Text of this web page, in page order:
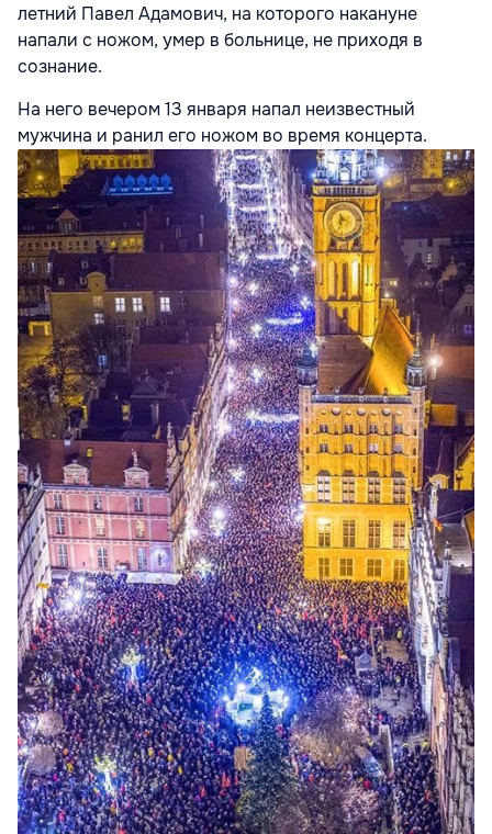
летний Павел Адамович, на которого накануне
напали с ножом, умер в больнице, не приходя в
сознание.
На него вечером 13 января напал неизвестный
мужчина и ранил его ножом во время концерта.